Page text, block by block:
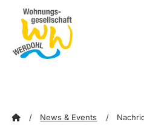
zum Inhalt springen
News & Events